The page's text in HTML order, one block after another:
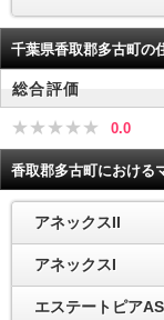
千葉県香取郡多古町の
総合評価
0.0
香取郡多古町における
アネックスII
アネックスI
エステートピア